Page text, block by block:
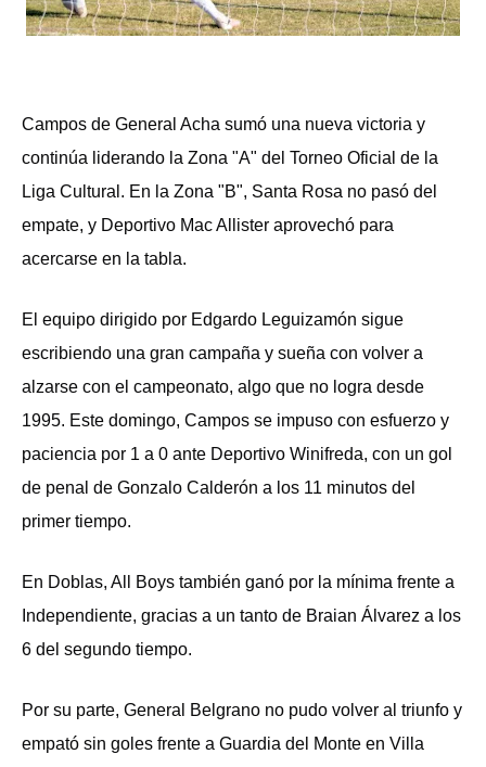
Campos de General Acha sumó una nueva victoria y
continúa liderando la Zona "A" del Torneo Oficial de la
Liga Cultural. En la Zona "B", Santa Rosa no pasó del
empate, y Deportivo Mac Allister aprovechó para
acercarse en la tabla.
El equipo dirigido por Edgardo Leguizamón sigue
escribiendo una gran campaña y sueña con volver a
alzarse con el campeonato, algo que no logra desde
1995. Este domingo, Campos se impuso con esfuerzo y
paciencia por 1 a 0 ante Deportivo Winifreda, con un gol
de penal de Gonzalo Calderón a los 11 minutos del
primer tiempo.
En Doblas, All Boys también ganó por la mínima frente a
Independiente, gracias a un tanto de Braian Álvarez a los
6 del segundo tiempo.
Por su parte, General Belgrano no pudo volver al triunfo y
empató sin goles frente a Guardia del Monte en Villa